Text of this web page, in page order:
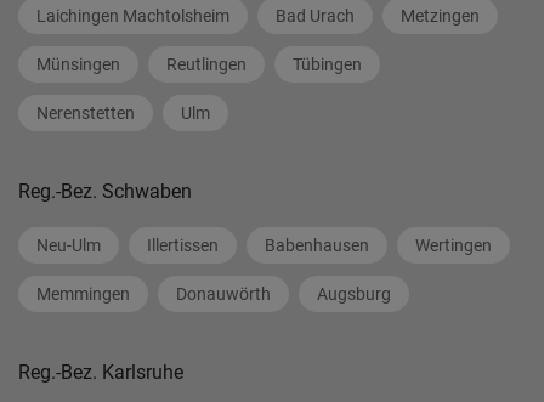
Laichingen Machtolsheim Bad Urach Metzingen
Münsingen Reutlingen Tübingen
Nerenstetten Ulm
Reg.-Bez. Schwaben
Neu-Ulm Illertissen Babenhausen Wertingen
Memmingen Donauwörth Augsburg
Reg.-Bez. Karlsruhe